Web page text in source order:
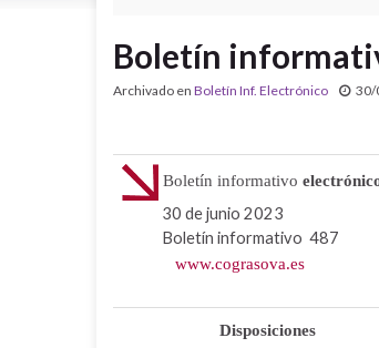
Boletín
Archivado en Boletín Inf. Electrónico 30/
Boletín informativo
30 de junio 2023
Boletín informativo 487
www.cograsova.es
Disposiciones